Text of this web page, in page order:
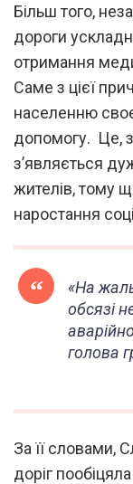
Більш того,
дороги
отримання
Саме з цієї
населенню
допомогу. Це,
з’являється
жителів, тому
наростання
«На
обсязі
голова
За її словами,
доріг